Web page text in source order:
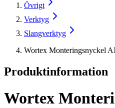
Övrigt
Verktyg
Slangverktyg
Wortex Monteringsnyckel
Produktinformation
Wortex